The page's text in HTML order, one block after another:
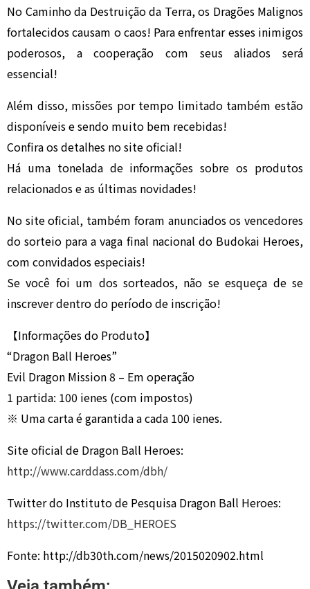
No Caminho da Destruição da Terra, os Dragões Malignos
fortalecidos causam o caos! Para enfrentar esses inimigos
poderosos, a cooperação com seus aliados será
essencial!
Além disso, missões por tempo limitado também estão
disponíveis e sendo muito bem recebidas!
Confira os detalhes no site oficial!
Há uma tonelada de informações sobre os produtos
relacionados e as últimas novidades!
No site oficial, também foram anunciados os vencedores
do sorteio para a vaga final nacional do Budokai Heroes,
com convidados especiais!
Se você foi um dos sorteados, não se esqueça de se
inscrever dentro do período de inscrição!
【Informações do Produto】
“Dragon Ball Heroes”
Evil Dragon Mission 8 – Em operação
1 partida: 100 ienes (com impostos)
※ Uma carta é garantida a cada 100 ienes.
Site oficial de Dragon Ball Heroes:
http://www.carddass.com/dbh/
Twitter do Instituto de Pesquisa Dragon Ball Heroes:
https://twitter.com/DB_HEROES
Fonte: http://db30th.com/news/2015020902.html